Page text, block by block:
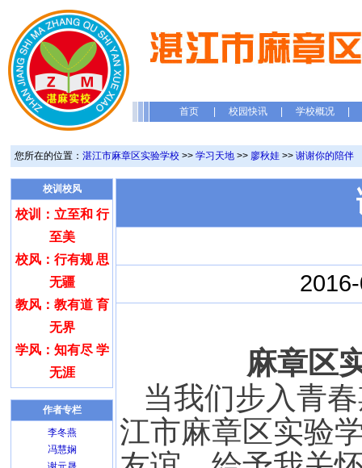
首页 校园快讯 学校概况
您所在的位置： 湛江市麻章区实验学校 >> 学习天地 >> 廖秋娃 >> 谢谢你的陪伴
校训校风
校训：立至和 行
至美
校风：行有规 思
无疆
教风：教有道 育
无界
学风：知有尽 学
无涯
作者专栏
李冬燕
冯慧娴
麻章区
当我们步入青
江市麻章区实验